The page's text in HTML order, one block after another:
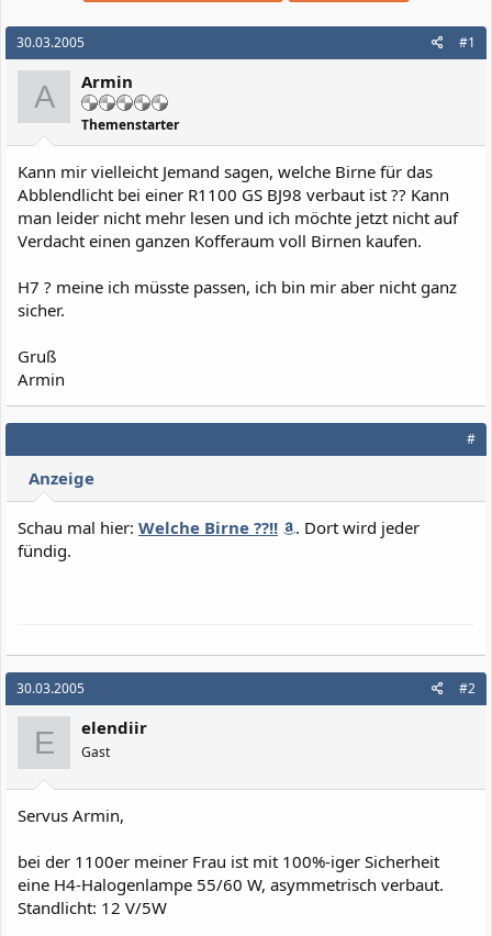
30.03.2005 #1
A Armin
Themenstarter
Kann mir vielleicht Jemand sagen, welche Birne für das
Abblendlicht bei einer R1100 GS BJ98 verbaut ist ?? Kann
man leider nicht mehr lesen und ich möchte jetzt nicht auf
Verdacht einen ganzen Kofferaum voll Birnen kaufen.
H7 ? meine ich müsste passen, ich bin mir aber nicht ganz
sicher.
Gruß
Armin
#
Anzeige
Schau mal hier: Welche Birne ??!!
. Dort wird jeder
fündig.
30.03.2005 #2
E elendiir
Gast
Servus Armin,
bei der 1100er meiner Frau ist mit 100%-iger Sicherheit
eine H4-Halogenlampe 55/60 W, asymmetrisch verbaut.
Standlicht: 12 V/5W